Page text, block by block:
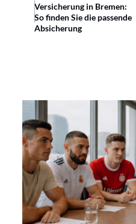
Versicherung in Bremen:
So finden Sie die passende
Absicherung